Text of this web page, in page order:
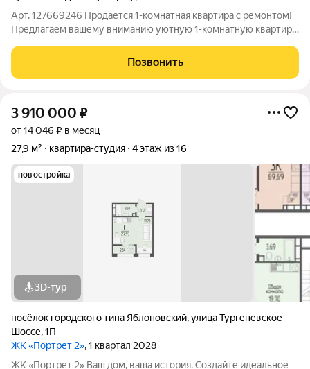
Арт. 127669246 Продается 1-комнатная квартира с ремонтом!
Предлагаем вашему вниманию уютную 1-комнатную квартиру
Современный ремонт, выполненный с использованием
качественных материалов Удобная
Позвонить
3 910 000 ₽
от 14 046 ₽ в месяц
27,9 м²
квартира-студия 4 этаж из 16
новостройка
3D-тур
посёлок городского типа Яблоновский,улица Тургеневское
Шоссе,1П
ЖК «Портрет 2», 1 квартал 2028
ЖК «Портрет 2» Ваш дом, ваша история. Создайте идеальное